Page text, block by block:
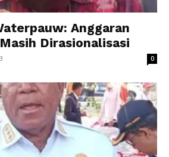
Anggaran
Dirasionalisasi
0